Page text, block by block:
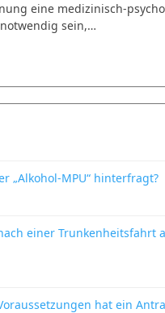
eine medizinisch-
sein,…
„Alkohol-MPU“ hinterfragt?
einer Trunkenheitsfahrt
hat ein